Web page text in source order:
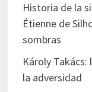
Historia de la
Étienne de
sombras
Károly
la adversidad